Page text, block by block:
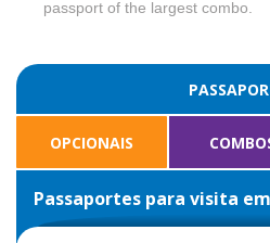
passport of the largest combo.
OPCIONAIS
Passaportes para visita